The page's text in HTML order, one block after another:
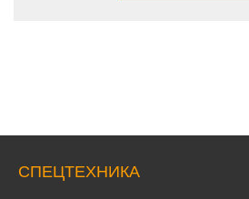
СПЕЦТЕХНИКА